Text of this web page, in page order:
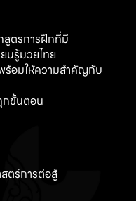
สูตรการฝึกที่มี
นรู้มวยไทย
ร้อมให้ความสำคัญกับ
กขั้นตอน
สตร์การต่อสู้